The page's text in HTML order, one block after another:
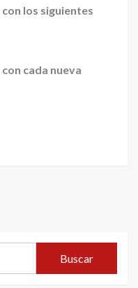
los siguientes
cada nueva
Buscar